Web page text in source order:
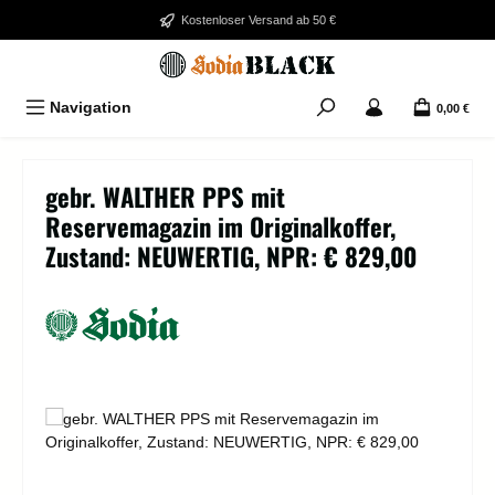
Zum Hauptinhalt springenKostenloser Versand ab 50 €
Navigation 0,00 €
gebr. WALTHER PPS mit
Reservemagazin im Originalkoffer,
Zustand: NEUWERTIG, NPR: € 829,00
Bildergalerie überspringen